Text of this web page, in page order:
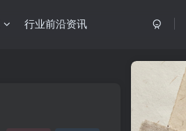
行业前沿资讯